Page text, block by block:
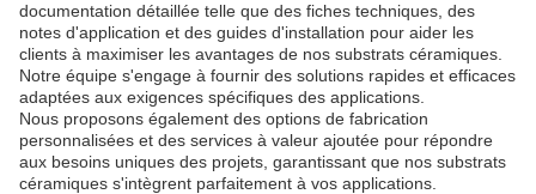
documentation détaillée telle que des fiches techniques, des
notes d'application et des guides d'installation pour aider les
clients à maximiser les avantages de nos substrats céramiques.
Notre équipe s'engage à fournir des solutions rapides et efficaces
adaptées aux exigences spécifiques des applications.
Nous proposons également des options de fabrication
personnalisées et des services à valeur ajoutée pour répondre
aux besoins uniques des projets, garantissant que nos substrats
céramiques s'intègrent parfaitement à vos applications.